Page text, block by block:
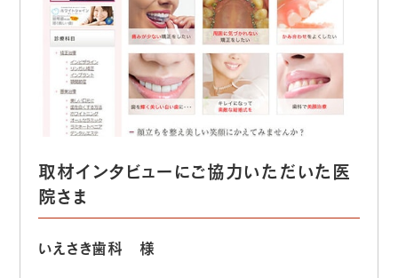
取材インタビューにご協力いただいた医
院さま
いえさき歯科 様